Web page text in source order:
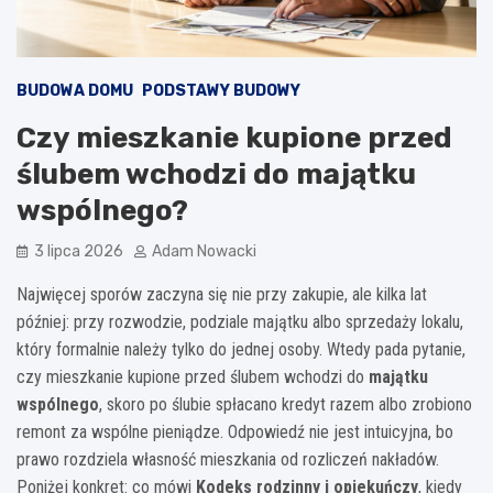
BUDOWA DOMU PODSTAWY BUDOWY
Czy mieszkanie kupione przed
ślubem wchodzi do majątku
wspólnego?
3 lipca 2026 Adam Nowacki
Najwięcej sporów zaczyna się nie przy zakupie, ale kilka lat
później: przy rozwodzie, podziale majątku albo sprzedaży lokalu,
który formalnie należy tylko do jednej osoby. Wtedy pada pytanie,
czy mieszkanie kupione przed ślubem wchodzi do majątku
wspólnego, skoro po ślubie spłacano kredyt razem albo zrobiono
remont za wspólne pieniądze. Odpowiedź nie jest intuicyjna, bo
prawo rozdziela własność mieszkania od rozliczeń nakładów.
Poniżej konkret: co mówi Kodeks rodzinny i opiekuńczy, kiedy